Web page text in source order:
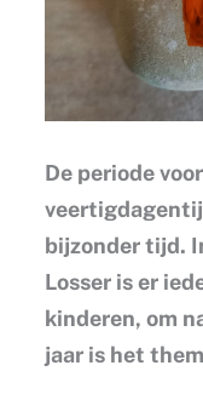
De periode
bijzonder tijd.
Losser is er
kinderen, om
jaar is het